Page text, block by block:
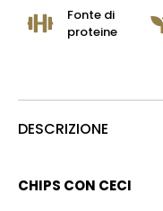
Fonte di
proteine
DESCRIZIONE
CHIPS CON CECI